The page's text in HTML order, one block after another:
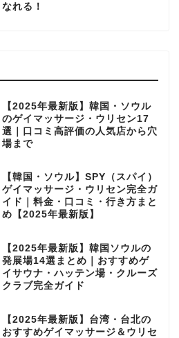
なれる！
【2025年最新版】韓国・ソウル
のゲイマッサージ・ウリセン17
選｜口コミ高評価の人気店から穴
場まで
【韓国・ソウル】SPY（スパイ）
ゲイマッサージ・ウリセン完全ガ
イド｜料金・口コミ・行き方まと
め【2025年最新版】
【2025年最新版】韓国ソウルの
発展場14選まとめ｜おすすめゲ
イサウナ・ハッテン場・クルーズ
クラブ完全ガイド
【2025年最新版】台湾・台北の
おすすめゲイマッサージ＆ウリセ